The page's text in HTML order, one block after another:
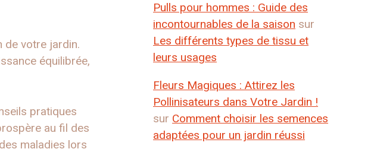
de votre jardin.
équilibrée,
pratiques
au fil des
maladies lors
Pulls pour hommes : Guide des
incontournables de la saison sur
Les différents types de tissu et
leurs usages
Fleurs Magiques : Attirez les
Pollinisateurs dans Votre Jardin !
sur Comment choisir les semences
adaptées pour un jardin réussi